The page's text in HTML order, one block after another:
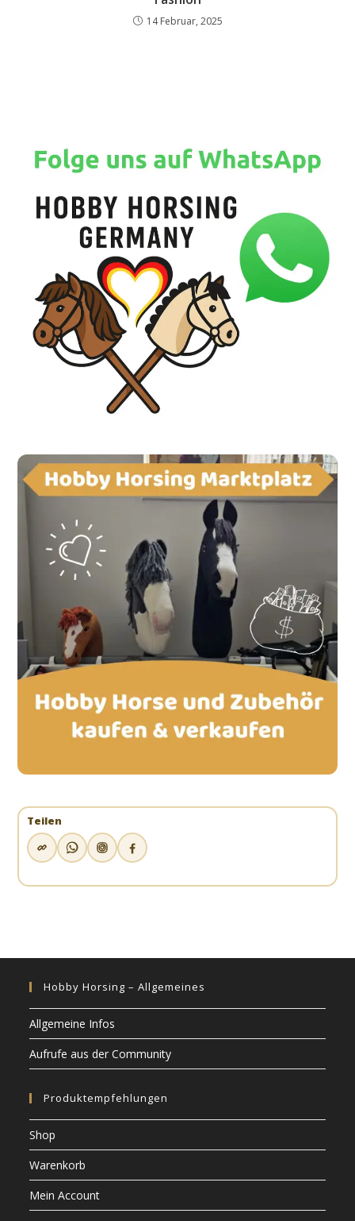
14 Februar, 2025
Teilen
Hobby Horsing – Allgemeines
Allgemeine Infos
Aufrufe aus der Community
Produktempfehlungen
Shop
Warenkorb
Mein Account